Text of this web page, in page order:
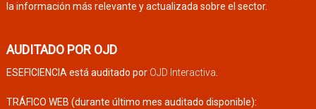
la información más relevante y actualizada sobre el sector.
AUDITADO POR OJD
ESEFICIENCIA está auditado por OJD Interactiva
TRÁFICO WEB (durante último mes auditado disponible):